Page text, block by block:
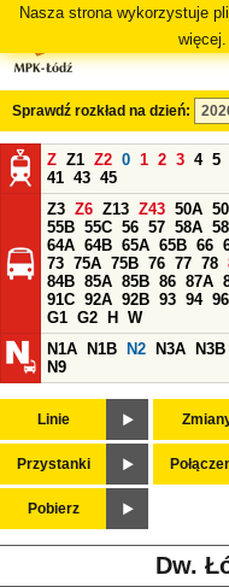
Nasza strona wykorzystuje
więcej.
Sprawdź rozkład na dzień:
Z Z1 Z2 0 1 2 3 4 5
41 43 45
Z3 Z6 Z13 Z43 50A
55B 55C 56 57 58A
64A 64B 65A 65B 66
73 75A 75B 76 77 78
84B 85A 85B 86 87A
91C 92A 92B 93 94 96
G1 G2 H
W
N1A
N1B N2 N3A N3B
N9
Linie
Przystanki
Pobierz
Dw.